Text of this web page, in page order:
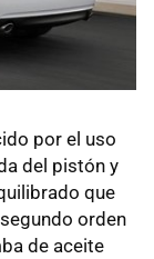
por el uso
del pistón y
que
orden
de aceite